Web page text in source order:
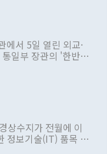
서 5일 열린 외교·
일부 장관의 '한반도
로 추진하겠다고 공
놨다. 그동안 정 장
있지만 대통령과 유
이례적이다. 정 장
소리도 높아지고 있
상수지가 전월에 이
정보기술(IT) 품목 수